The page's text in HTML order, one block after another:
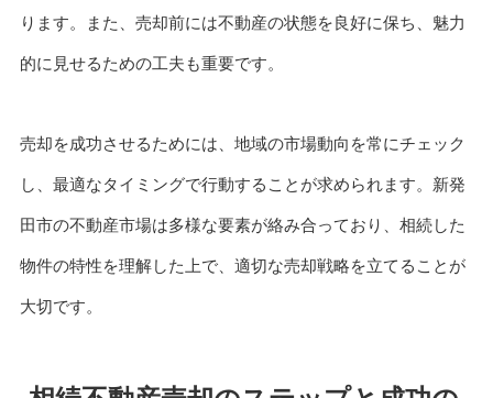
ります。また、売却前には不動産の状態を良好に保ち、魅力
的に見せるための工夫も重要です。
売却を成功させるためには、地域の市場動向を常にチェック
し、最適なタイミングで行動することが求められます。新発
田市の不動産市場は多様な要素が絡み合っており、相続した
物件の特性を理解した上で、適切な売却戦略を立てることが
大切です。